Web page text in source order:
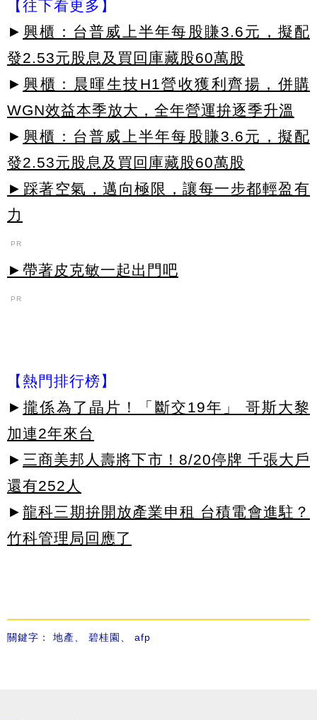
【往下看更多】
► 興櫃：台普威上半年每股賺3.6元，擬配
發2.53元股息及買回庫藏股60萬股
► 興櫃：晨暉生技H1營收獲利齊揚，併購
WGN效益本季放大，全年營運拚逐季升溫
► 興櫃：台普威上半年每股賺3.6元，擬配
發2.53元股息及買回庫藏股60萬股
►踩著空氣，邁向極限，讓每一步都輕盈有
力
PR
►帶著皮克敏一起出門吧
PR
【熱門排行榜】
► 攏係為了晶片！「斷交19年」 哥斯大黎
加連2年來台
► 三商美邦人壽將下市！8/20停牌 千張大戶
還有252人
► 龍科三期拚開放產業申租 台積電會進駐？
竹科管理局回應了
關鍵字： 地產 碧桂園 afp